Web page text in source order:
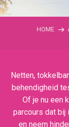
HOME
Netten,
behendigheid
Of je nu een
parcours dat bij
en neem